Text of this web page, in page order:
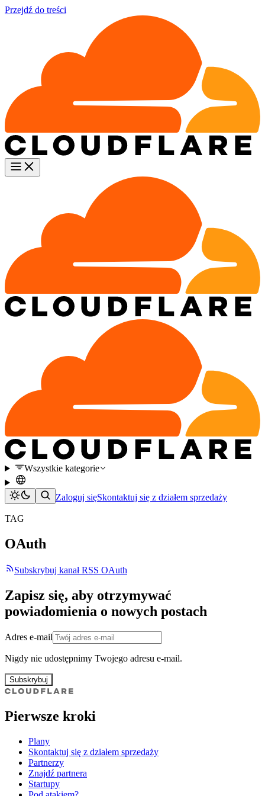
Przejdź do treści
Wszystkie kategorie
Zaloguj sięSkontaktuj się z działem sprzedaży
TAG
OAuth
Subskrybuj kanał RSS OAuth
Zapisz się, aby otrzymywać
powiadomienia o nowych postach
Adres e-mail
Nigdy nie udostępnimy Twojego adresu e-mail.
Subskrybuj
Pierwsze kroki
Plany
Skontaktuj się z działem sprzedaży
Partnerzy
Znajdź partnera
Startupy